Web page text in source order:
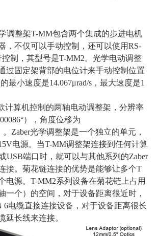
调整架T-MM包含两个集成的步进电机
，不仅可以手动控制，还可以使用RS-
制，其型号是T-MM2。光学电动调整
过固定架背部的电位计来手动控制位置
最小速度是14.067μrad/s，最大速度是1
计算机控制的两轴电动调整架，分辨率
°），角度位移为
Zaber光学调整架是一个独立的单元，
电源。当T-MM调整架连接到任何计算
USB端口时，就可以与其他系列的Zaber
接。菊花链连接的优势是能够让多个T
电源。 T-MM2系列设备在菊花链上占用
一个）的空间，对于设备距离很近时，
6电缆直接连接设备，对于设备距离很长
延长线来连接。